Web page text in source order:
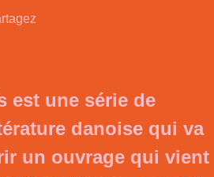
est une série de
danoise qui va
un ouvrage qui vient